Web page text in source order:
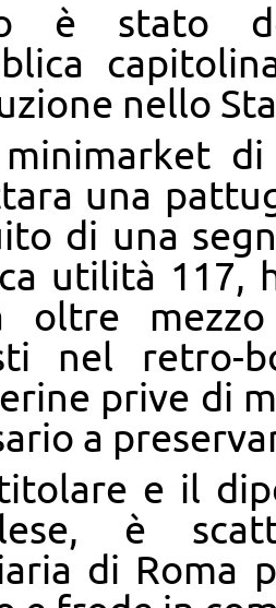
è stato
nello
una
di una
utilità 117,
oltre mezzo
nel retro-
prive di
a
e il
è
di Roma